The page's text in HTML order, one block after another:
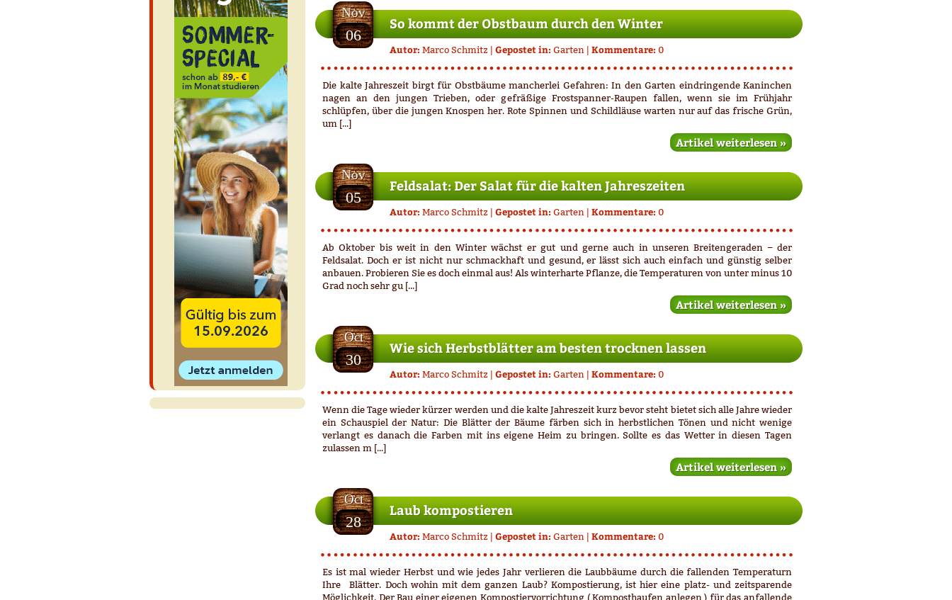
06.11.2012
Nov
06
So kommt der Obstbaum durch den Winter
Autor: Marco Schmitz | Gepostet in: Garten | Kommentare: 0
Die kalte Jahreszeit birgt für Obstbäume mancherlei Gefahren: In den Garten eindringende Kaninchen
nagen an den jungen Trieben, oder gefräßige Frostspanner-Raupen fallen, wenn sie im Frühjahr
schlüpfen, über die jungen Knospen her. Rote Spinnen und Schildläuse warten nur auf das frische Grün,
um [...]
Artikel weiterlesen »
05.11.2012
Nov
05
Feldsalat: Der Salat für die kalten Jahreszeiten
Autor: Marco Schmitz | Gepostet in: Garten | Kommentare: 0
Ab Oktober bis weit in den Winter wächst er gut und gerne auch in unseren Breitengeraden – der
Feldsalat. Doch er ist nicht nur schmackhaft und gesund, er lässt sich auch einfach und günstig selber
anbauen. Probieren Sie es doch einmal aus! Als winterharte Pflanze, die Temperaturen von unter minus 10
Grad noch sehr gu [...]
Artikel weiterlesen »
30.10.2012
Oct
30
Wie sich Herbstblätter am besten trocknen lassen
Autor: Marco Schmitz | Gepostet in: Garten | Kommentare: 0
Wenn die Tage wieder kürzer werden und die kalte Jahreszeit kurz bevor steht bietet sich alle Jahre wieder
ein Schauspiel der Natur: Die Blätter der Bäume färben sich in herbstlichen Tönen und nicht wenige
verlangt es danach die Farben mit ins eigene Heim zu bringen. Sollte es das Wetter in diesen Tagen
zulassen m [...]
Artikel weiterlesen »
28.10.2012
Oct
28
Laub kompostieren
Autor: Marco Schmitz | Gepostet in: Garten | Kommentare: 0
Es ist mal wieder Herbst und wie jedes Jahr verlieren die Laubbäume durch die fallenden Temperaturn
Ihre Blätter. Doch wohin mit dem ganzen Laub? Kompostierung, ist hier eine platz- und zeitsparende
Möglichkeit. Der Bau einer eigenen Kompostiervorrichtung ( Komposthaufen anlegen ) für das anfallende